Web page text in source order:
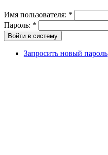
Имя пользователя: *
Пароль: *
Запросить новый пароль